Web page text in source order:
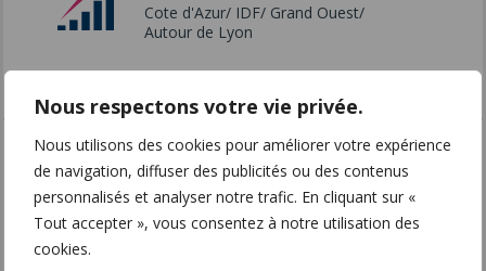
Nous respectons votre vie privée.
Nous utilisons des cookies pour améliorer votre expérience
de navigation, diffuser des publicités ou des contenus
personnalisés et analyser notre trafic. En cliquant sur «
Tout accepter », vous consentez à notre utilisation des
cookies.
Cote d'Azur/ IDF/ Grand Ouest/
Autour de Lyon
Siège social
HIGH SOCIETY
148 traverse de la Martine
13012 MARSEILLE
http://www.highsociety.fr/